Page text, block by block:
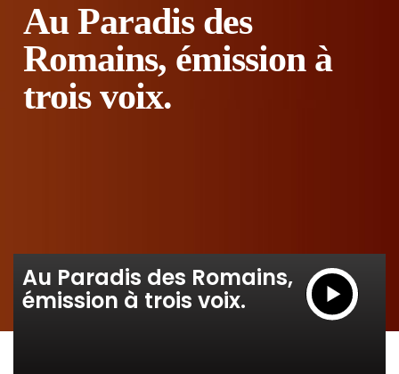
Au Paradis des
Romains, émission à
trois voix.
Au Paradis des Romains,
émission à trois voix.